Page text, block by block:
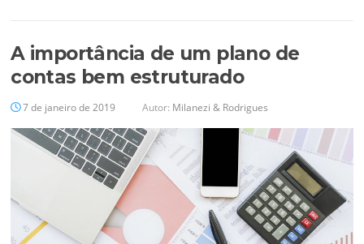
A importância de um plano de
contas bem estruturado
7 de janeiro de 2019 Autor: Milanezi & Rodrigues